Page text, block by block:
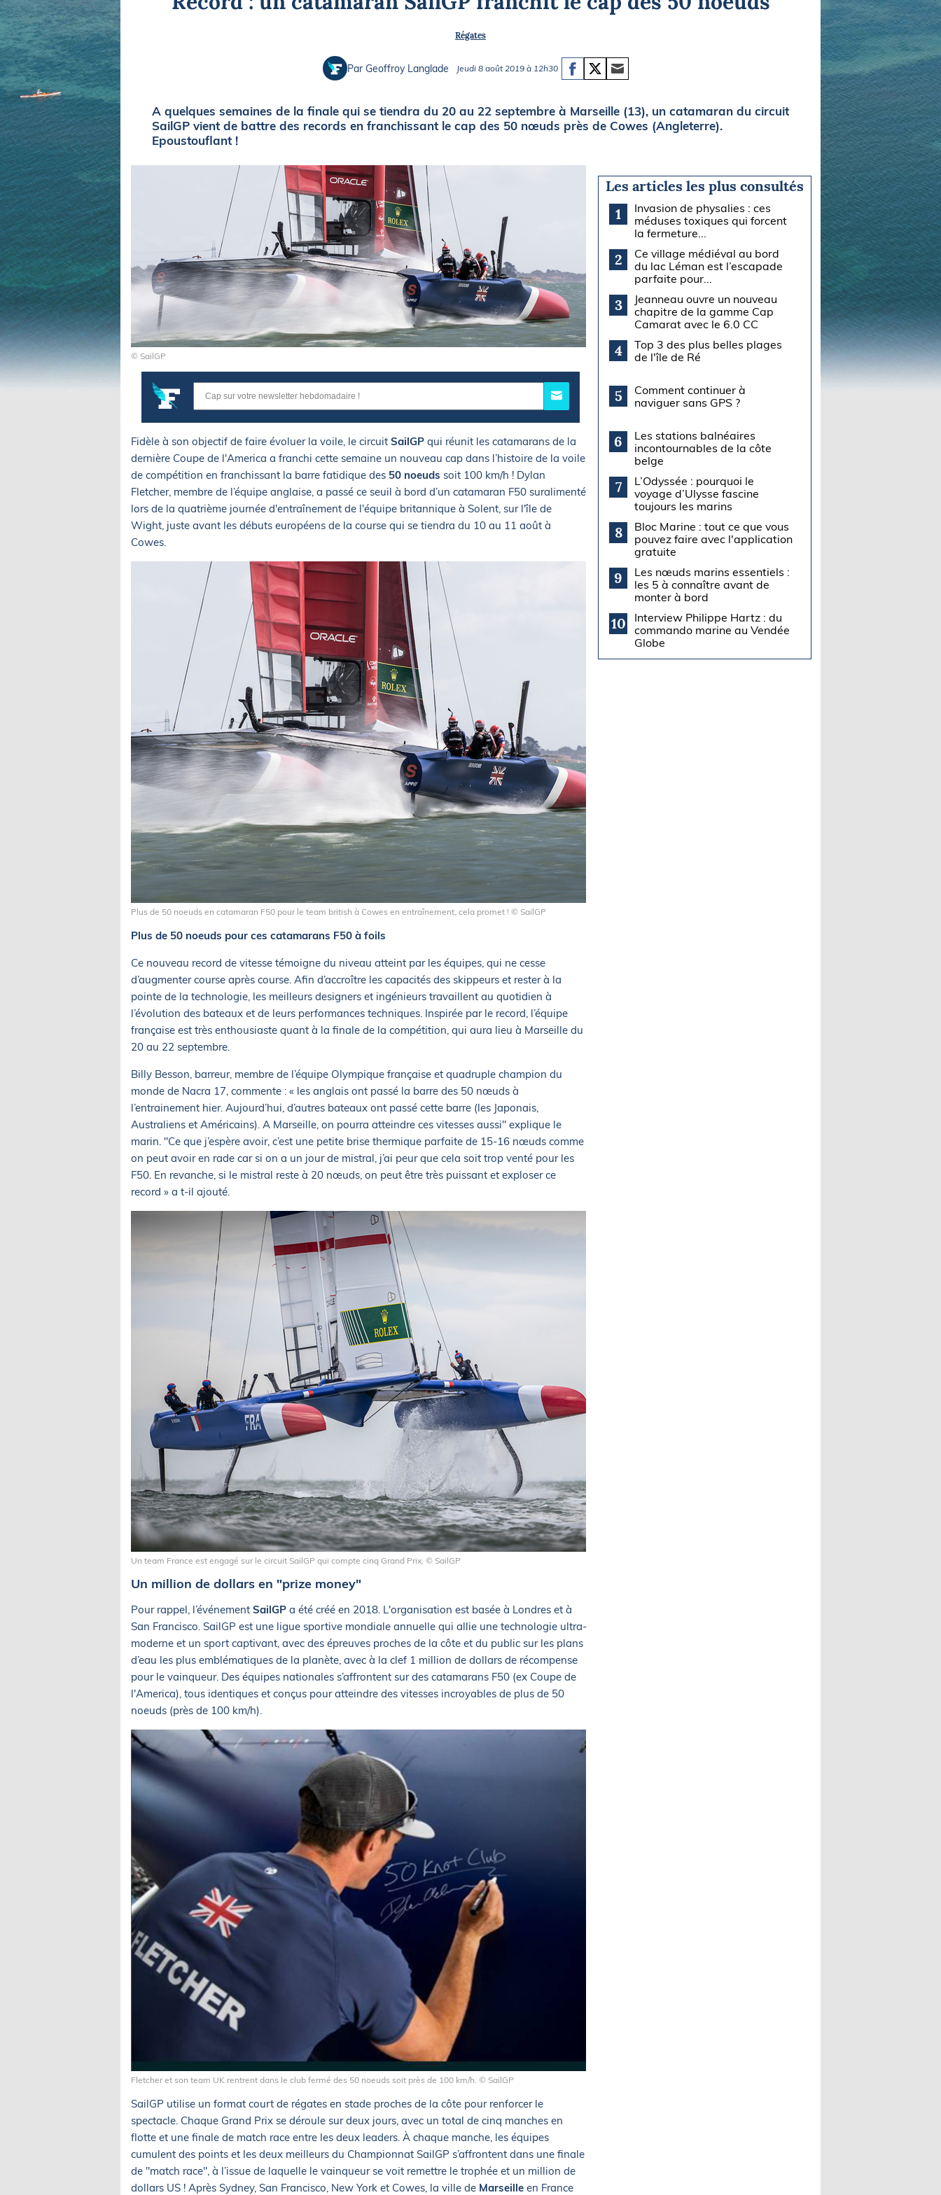
Equipements
Plongée
Glisse
Briefings
Régates
Par Geoffroy Langlade Jeudi 8 août 2019 à 12h30
A quelques semaines de la finale qui se tiendra du 20 au 22 septembre à Marseille (13), un catamaran du circuit
SailGP vient de battre des records en franchissant le cap des 50 nœuds près de Cowes (Angleterre).
Epoustouflant !
© SailGP
Fidèle à son objectif de faire évoluer la voile, le circuit SailGP qui réunit les catamarans de la
dernière Coupe de l'America a franchi cette semaine un nouveau cap dans l’histoire de la voile
de compétition en franchissant la barre fatidique des 50 noeuds soit 100 km/h ! Dylan
Fletcher, membre de l’équipe anglaise, a passé ce seuil à bord d’un catamaran F50 suralimenté
lors de la quatrième journée d'entraînement de l'équipe britannique à Solent, sur l'île de
Wight, juste avant les débuts européens de la course qui se tiendra du 10 au 11 août à
Cowes.
Plus de 50 noeuds en catamaran F50 pour le team british à Cowes en entraînement, cela promet ! © SailGP
Plus de 50 noeuds pour ces catamarans F50 à foils
Ce nouveau record de vitesse témoigne du niveau atteint par les équipes, qui ne cesse
d’augmenter course après course. Afin d’accroître les capacités des skippeurs et rester à la
pointe de la technologie, les meilleurs designers et ingénieurs travaillent au quotidien à
l’évolution des bateaux et de leurs performances techniques. Inspirée par le record, l’équipe
française est très enthousiaste quant à la finale de la compétition, qui aura lieu à Marseille du
20 au 22 septembre.
Billy Besson, barreur, membre de l’équipe Olympique française et quadruple champion du
monde de Nacra 17, commente : « les anglais ont passé la barre des 50 nœuds à
l’entrainement hier. Aujourd’hui, d’autres bateaux ont passé cette barre (les Japonais,
Australiens et Américains). A Marseille, on pourra atteindre ces vitesses aussi" explique le
marin. "Ce que j’espère avoir, c’est une petite brise thermique parfaite de 15-16 nœuds comme
on peut avoir en rade car si on a un jour de mistral, j’ai peur que cela soit trop venté pour les
F50. En revanche, si le mistral reste à 20 nœuds, on peut être très puissant et exploser ce
record » a t-il ajouté.
Un team France est engagé sur le circuit SailGP qui compte cinq Grand Prix. © SailGP
Un million de dollars en "prize money"
Pour rappel, l’événement SailGP a été créé en 2018. L'organisation est basée à Londres et à
San Francisco. SailGP est une ligue sportive mondiale annuelle qui allie une technologie ultra-
moderne et un sport captivant, avec des épreuves proches de la côte et du public sur les plans
d’eau les plus emblématiques de la planète, avec à la clef 1 million de dollars de récompense
pour le vainqueur. Des équipes nationales s’affrontent sur des catamarans F50 (ex Coupe de
l'America), tous identiques et conçus pour atteindre des vitesses incroyables de plus de 50
noeuds (près de 100 km/h).
Fletcher et son team UK rentrent dans le club fermé des 50 noeuds soit près de 100 km/h. © SailGP
SailGP utilise un format court de régates en stade proches de la côte pour renforcer le
spectacle. Chaque Grand Prix se déroule sur deux jours, avec un total de cinq manches en
flotte et une finale de match race entre les deux leaders. À chaque manche, les équipes
cumulent des points et les deux meilleurs du Championnat SailGP s’affrontent dans une finale
de "match race", à l’issue de laquelle le vainqueur se voit remettre le trophée et un million de
dollars US ! Après Sydney, San Francisco, New York et Cowes, la ville de Marseille en France
Les articles les plus consultés
1
Invasion de physalies : ces
méduses toxiques qui forcent
la fermeture...
2
Ce village médiéval au bord
du lac Léman est l’escapade
parfaite pour...
3
Jeanneau ouvre un nouveau
chapitre de la gamme Cap
Camarat avec le 6.0 CC
4
Top 3 des plus belles plages
de l'île de Ré
5
Comment continuer à
naviguer sans GPS ?
6
Les stations balnéaires
incontournables de la côte
belge
7
L’Odyssée : pourquoi le
voyage d’Ulysse fascine
toujours les marins
8
Bloc Marine : tout ce que vous
pouvez faire avec l'application
gratuite
9
Les nœuds marins essentiels :
les 5 à connaître avant de
monter à bord
10
Interview Philippe Hartz : du
commando marine au Vendée
Globe